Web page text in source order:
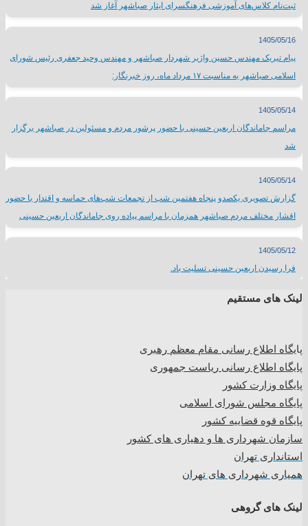
ثبت‌نام کلاس‌های آموزشی فرهنگسرای ایثار صباشهر آغاز شد
1405/05/16
پیام تبریک مهندس حسین واژیر شهردار صباشهر و مهندس وحید جعفری رئیس شورای
اسلامی صباشهر به مناسبت ۱۷ مرداد ماه، روز خبرنگار:
1405/05/14
مراسم جاماندگان اربعین حسینی با حضور پرشور مردم و مسئولین در صباشهر برگزار
شد
1405/05/14
گزارش تصویری یکصدو پنجاه هفتمین شب از تجمعات شب‌های حماسه و اقتدار با حضور
اقشار مختلف مردم صباشهر همزمان با مراسم پیاده روی جاماندگان اربعین حسینی
1405/05/12
فرا رسیدن اربعین حسینی تسلیت باد.
لینک های مستقیم
پایگاه اطلاع رسانی مقام معظم رهبری
پایگاه اطلاع رسانی ریاست جمهوری
پایگاه وزارت کشور
پایگاه مجلس شورای اسلامی
پایگاه قوه قضاییه کشور
سازمان شهرداری ها و دهیاری های کشور
استانداری تهران
همیاری شهرداری های تهران
لینک های گروهی